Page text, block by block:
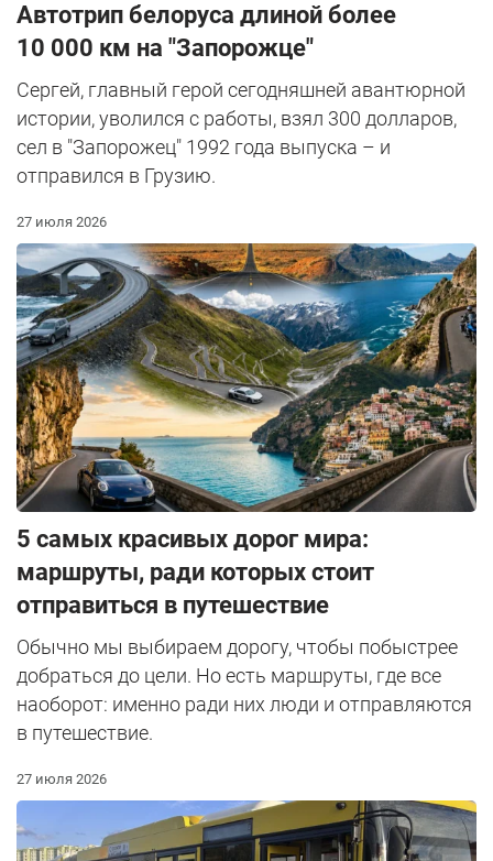
Автотрип белоруса длиной более
10 000 км на "Запорожце"
Сергей, главный герой сегодняшней авантюрной
истории, уволился с работы, взял 300 долларов,
сел в "Запорожец" 1992 года выпуска – и
отправился в Грузию.
27 июля 2026
5 самых красивых дорог мира:
маршруты, ради которых стоит
отправиться в путешествие
Обычно мы выбираем дорогу, чтобы побыстрее
добраться до цели. Но есть маршруты, где все
наоборот: именно ради них люди и отправляются
в путешествие.
27 июля 2026